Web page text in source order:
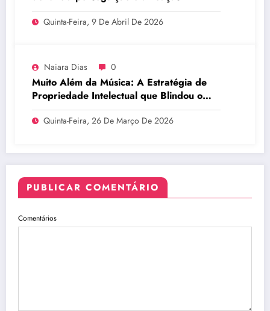
Quinta-Feira, 9 De Abril De 2026
Naiara Dias 0
Muito Além da Música: A Estratégia de
Propriedade Intelectual que Blindou o
Legado do BTS
Quinta-Feira, 26 De Março De 2026
PUBLICAR COMENTÁRIO
Comentários